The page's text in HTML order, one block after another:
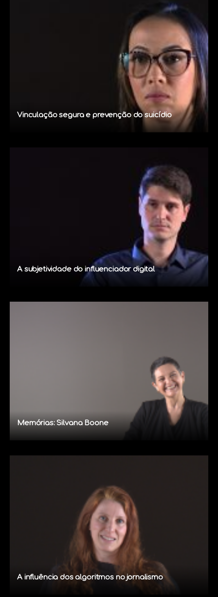
Vinculação segura e prevenção do suicídio
A subjetividade do influenciador digital
Memórias: Silvana Boone
A influência dos algoritmos no jornalismo